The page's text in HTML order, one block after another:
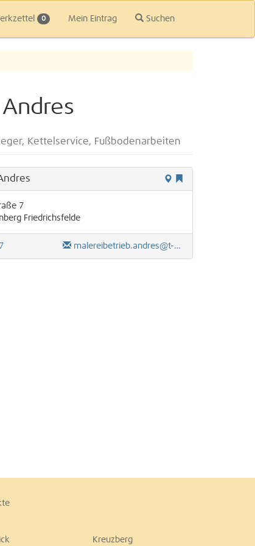
0 Mein Eintrag Suchen
Kettelservice, Fußbodenarbeiten
7
Friedrichsfelde
malereibetrieb.andres@t-online.de
Kreuzberg